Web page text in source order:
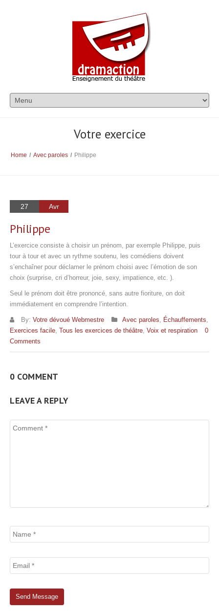
Votre exercice
Home / Avec paroles / Philippe
27 Avr
Philippe
L’exercice consiste à choisir un prénom, par exemple Philippe, puis
tour à tour et avec un rythme soutenu, les comédiens doivent
s’enchaîner pour déclamer le prénom choisi avec l’émotion de son
choix (surprise, cri d’horreur, joie, sexy, impatience, etc. ).
Seul le prénom doit être prononcé, sans autre fioriture, on doit
immédiatement en comprendre l’intention.
By: Votre dévoué Webmestre Avec paroles, Échauffements,
Exercices facile, Tous les exercices de théâtre, Voix et respiration
0
Comments
0 COMMENT
LEAVE A REPLY